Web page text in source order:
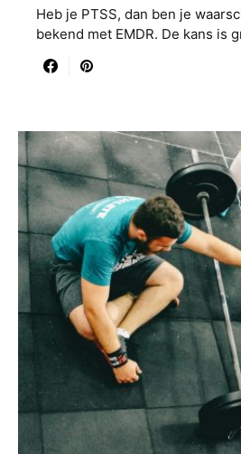
Heb je PTSS, dan ben je
bekend met EMDR. De kans is